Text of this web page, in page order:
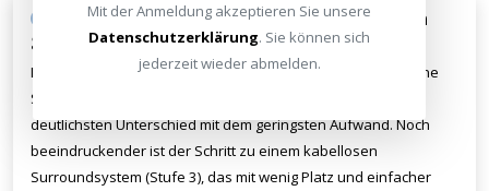
Welches Upgrade bringt im Heimkino den
größten Unterschied?
Der Sprung von integriertem Sound (Stufe 1) auf eine externe
Soundlösung wie eine Soundbar (Stufe 2) bringt den
deutlichsten Unterschied mit dem geringsten Aufwand. Noch
beeindruckender ist der Schritt zu einem kabellosen
Surroundsystem (Stufe 3), das mit wenig Platz und einfacher
Mit der Anmeldung akzeptieren Sie unsere
Datenschutzerklärung. Sie können sich
jederzeit wieder abmelden.